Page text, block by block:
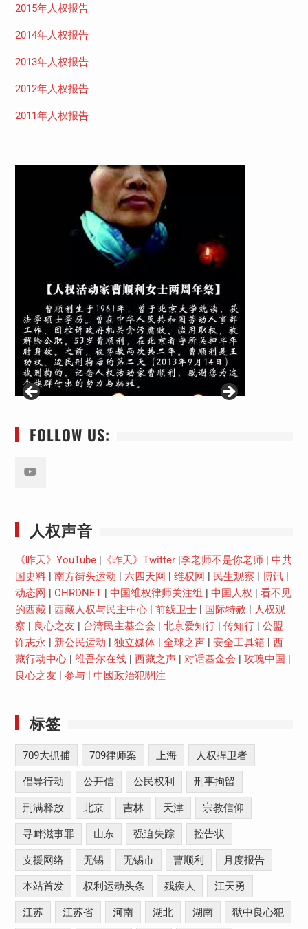
2015年人权报告
2014年人权报告
2013年人权报告
2012年人权报告
2011年人权报告
FOLLOW US:
人权声音
《昨天》YouTube| 《昨天》Twitter| 李老师不是你老师| 中共
国史料| 南方街头运动 六四天网 维权网 民生观察 博讯|
动态网
CHRDNET| 中国维权律师关注组 中国人权
看不见
的西藏| 西藏人权与民主中心| 前线卫士| 国际特赦
人权观
察
良心之友 台湾民主基金会 北京爱知行| 传知行| 公盟
许志永
新公民运动 独立媒体| 全球之声| 安全工具箱
西
藏行动中心| 维吾尔在线| 西藏之声| 对话基金会 玫瑰中国
良心之友
参与| 中國政治犯關注
标签
709大抓捕 709律师案 上海 人权捍卫者
倡导行动 公开信 公民权利 刑事拘留
刑满释放 北京 吉林 天津 宗教信仰
寻衅滋事罪 山东 强迫失踪 控告状
支援网络 无锡 无锡市 曹顺利 月度报告
本站首发 权利运动头条 残疾人 江天勇
江苏 江苏省 河南 湖北 湖南 狱中良心犯